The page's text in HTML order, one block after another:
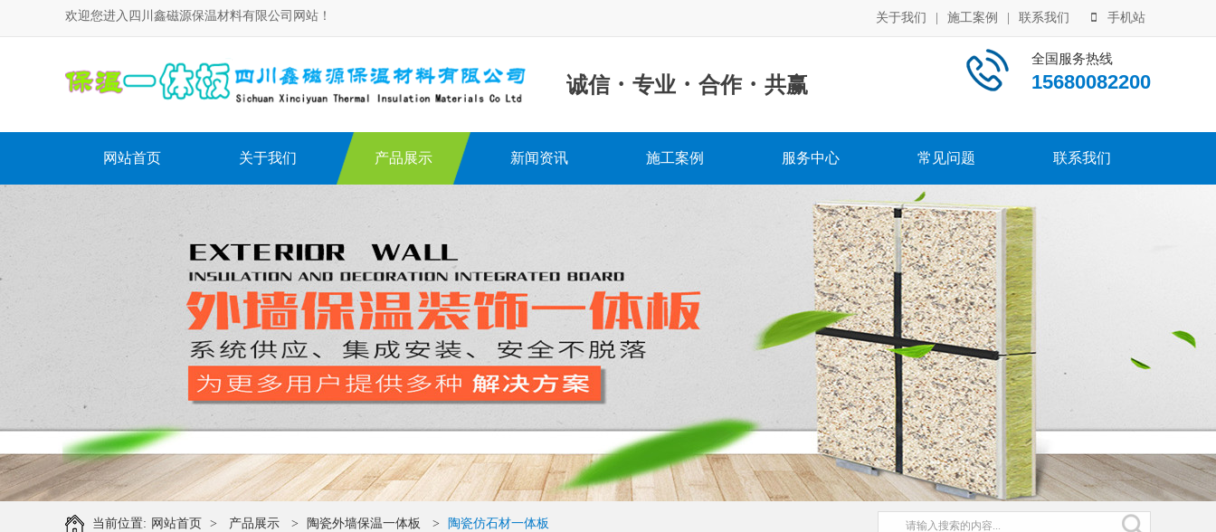
欢迎您进入四川鑫磁源保温材料有限公司网站！ 关于我们 施工案例 联系我们 手机站
诚信 · 专业 · 合作 · 共赢
全国服务热线
15680082200
网站首页 关于我们 产品展示 新闻资讯 施工案例 服务中心 常见问题 联系我们
当前位置: 网站首页 > 产品展示 > 陶瓷外墙保温一体板 > 陶瓷仿石材一体板